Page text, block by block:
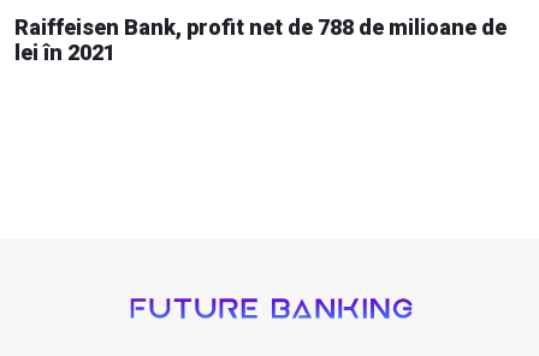
Raiffeisen Bank, profit net de 788 de milioane de
lei în 2021